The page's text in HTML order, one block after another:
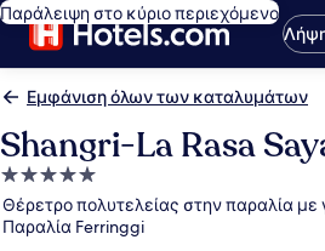
Παράλειψη στο κύριο περιεχόμενο
Εμφάνιση όλων των καταλυμάτων
Shangri-La Rasa
Κατάλυμα
με
5.0
Θέρετρο πολυτελείας στην παραλία
Παραλία Ferringgi